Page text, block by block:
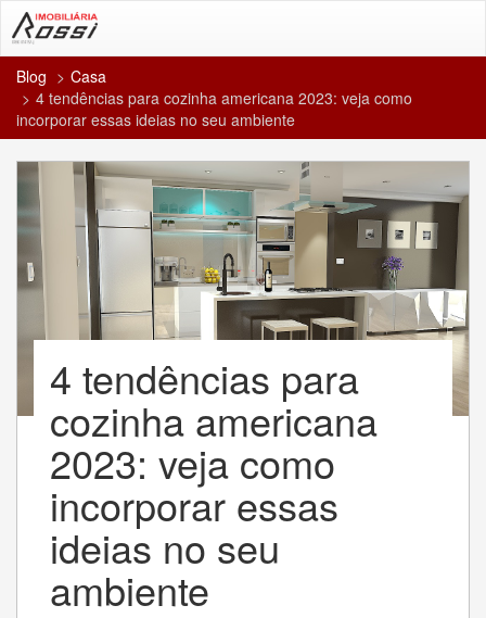
Blog
Casa
4 tendências para cozinha americana 2023: veja como
incorporar essas ideias no seu ambiente
4 tendências para
cozinha americana
2023: veja como
incorporar essas
ideias no seu
ambiente